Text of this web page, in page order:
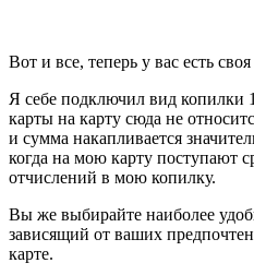
Вот и все, теперь у вас есть
Я себе подключил вид копилки
карты на карту сюда не
и сумма накапливается
когда на мою карту поступают
отчислений в мою копилку.
Вы же выбирайте наиболее
зависящий от ваших
карте.